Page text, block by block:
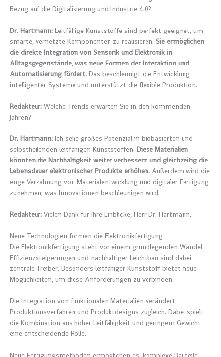
Bezug auf die Digitalisierung und Industrie 4.0?
Dr. Hartmann: Leitfähige Kunststoffe sind perfekt geeignet, um
smarte, vernetzte Komponenten zu realisieren. Sie ermöglichen
die direkte Integration von Sensorik und Elektronik in
Alltagsgegenstände, was neue Formen der Interaktion und
Automatisierung fördert. Das beschleunigt die Entwicklung
intelligenter Systeme und unterstützt die flexible Produktion.
Redakteur: Welche Trends erwarten Sie in den kommenden
Jahren?
Dr. Hartmann: Ich sehe großes Potenzial in biobasierten und
selbstheilenden leitfähigen Kunststoffen. Diese Materialien
könnten die Nachhaltigkeit weiter verbessern und gleichzeitig die
Lebensdauer elektronischer Produkte erhöhen. Außerdem wird die
enge Verzahnung von Materialentwicklung und digitaler Fertigung
zunehmen, was Innovationen beschleunigen wird.
Redakteur: Vielen Dank für Ihre Einblicke, Herr Dr. Hartmann.
Neue Technologien formen die Elektronikfertigung
Die Elektronikfertigung steht vor einem grundlegenden Wandel.
Effizienzsteigerungen und nachhaltiger Leichtbau sind dabei
zentrale Treiber. Besonders leitfähiger Kunststoff bietet neue
Möglichkeiten, um diese Anforderungen zu verbinden.
Die Integration von funktionalen Materialien verändert
Produktionsverfahren und Produktdesigns zugleich. Dabei spielt
die Kombination aus hoher Leitfähigkeit und geringem Gewicht
eine entscheidende Rolle.
Neue Fertigungsmethoden ermöglichen es, komplexe Bauteile